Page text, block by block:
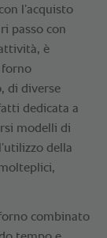
l’acquisto
passo con
è
forno
di diverse
dedicata a
modelli di
della
combinato